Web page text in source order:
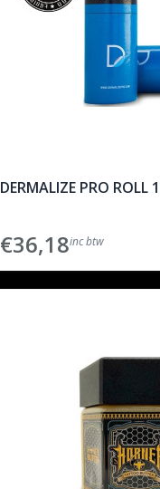
DERMALIZE PRO ROLL
€36,18inc btw